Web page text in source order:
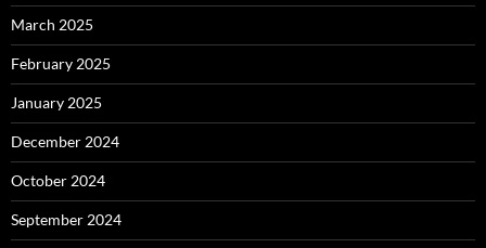
March 2025
February 2025
January 2025
December 2024
October 2024
September 2024